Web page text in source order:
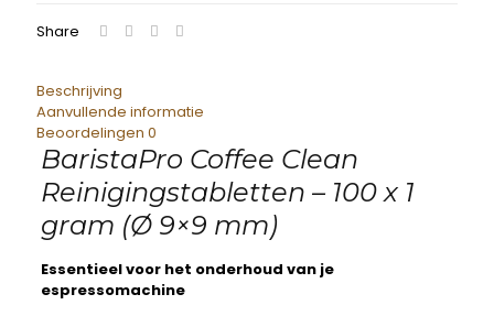
Share
Beschrijving
Aanvullende informatie
Beoordelingen 0
BaristaPro Coffee Clean
Reinigingstabletten – 100 x 1
gram (Ø 9×9 mm)
Essentieel voor het onderhoud van je
espressomachine